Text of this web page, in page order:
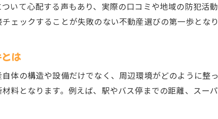
子育てに適した八尾市不動産の生活環境
治安や地域評判から探る八尾市不動産の魅力
八尾の柄や評判から選ぶ安心の不動産選び
桂エリアの不動産と治安状況を比較
いて心配する声もあり、実際の口コミや地域の防犯活
ェックすることが失敗のない不動産選びの第一歩となり
は
体の構造や設備だけでなく、周辺環境がどのように整
料となります。例えば、駅やバス停までの距離、スー